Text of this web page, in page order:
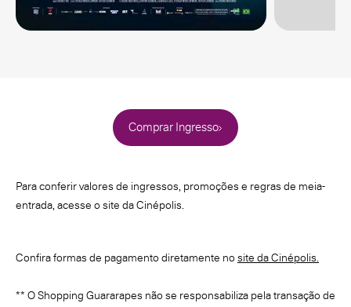
Comprar Ingresso
Para conferir valores de ingressos, promoções e regras de meia-
entrada, acesse o site da Cinépolis.
Confira formas de pagamento diretamente no site da Cinépolis.
** O Shopping Guararapes não se responsabiliza pela transação de